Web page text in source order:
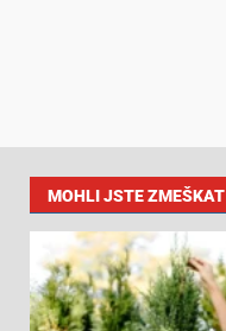
MOHLI JSTE ZMEŠKAT